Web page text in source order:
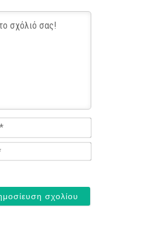
Name*
Email*